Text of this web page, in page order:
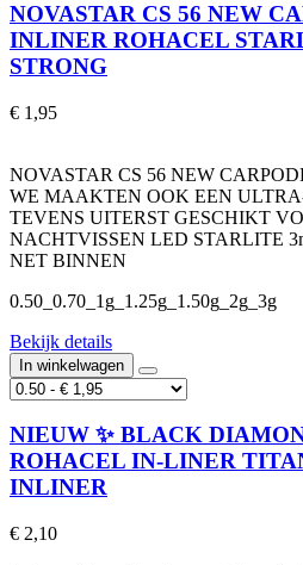
NOVASTAR CS 56 NEW
INLINER ROHACEL
STRONG
€ 1,95
NOVASTAR CS 56 NEW
WE MAAKTEN OOK EEN
TEVENS UITERST GESCHIKT
NACHTVISSEN LED STARLITE
NET BINNEN
0.50_0.70_1g_1.25g_1.50g_2g_3g
Bekijk details
In winkelwagen
NIEUW ✨ BLACK
ROHACEL IN-LINER
INLINER
€ 2,10